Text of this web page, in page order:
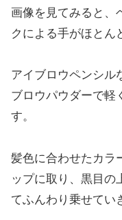
画像を見てみると、
クによる手がほとん
アイブロウペンシル
ブロウパウダーで軽
す。
髪色に合わせたカラ
ップに取り、黒目の
てふんわり乗せてい